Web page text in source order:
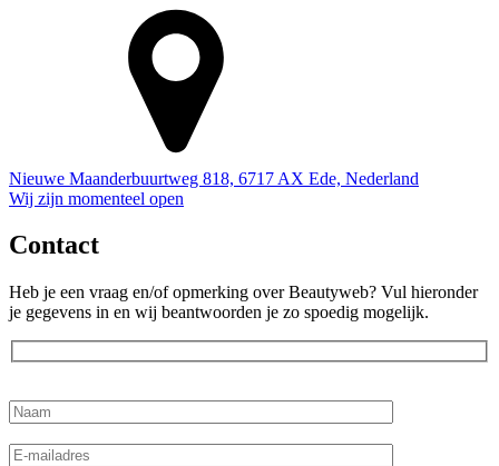
Nieuwe Maanderbuurtweg 818, 6717 AX Ede, Nederland
Wij zijn momenteel open
Contact
Heb je een vraag en/of opmerking over Beautyweb? Vul hieronder
je gegevens in en wij beantwoorden je zo spoedig mogelijk.